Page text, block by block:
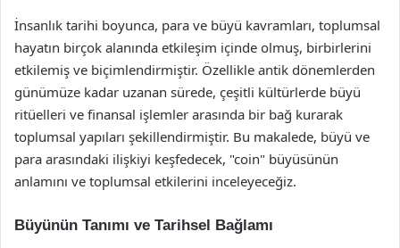
İnsanlık tarihi boyunca, para ve büyü kavramları, toplumsal
hayatın birçok alanında etkileşim içinde olmuş, birbirlerini
etkilemiş ve biçimlendirmiştir. Özellikle antik dönemlerden
günümüze kadar uzanan sürede, çeşitli kültürlerde büyü
ritüelleri ve finansal işlemler arasında bir bağ kurarak
toplumsal yapıları şekillendirmiştir. Bu makalede, büyü ve
para arasındaki ilişkiyi keşfedecek, "coin" büyüsünün
anlamını ve toplumsal etkilerini inceleyeceğiz.
Büyünün Tanımı ve Tarihsel Bağlamı